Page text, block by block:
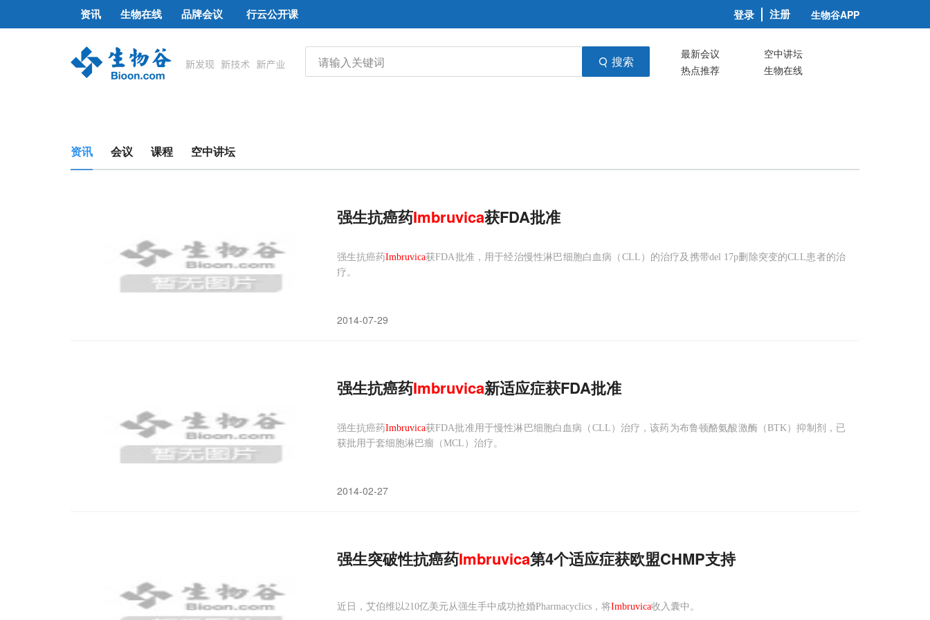
资讯 生物在线 品牌会议 行云公开课 登录 注册 生物谷APP
搜索 最新会议
空中讲坛
热点推荐
生物在线
资讯 会议 课程 空中讲坛
强生抗癌药Imbruvica获FDA批准
强生抗癌药Imbruvica获FDA批准，用于经治慢性淋巴细胞白血病（CLL）的治疗及携带del 17p删除突变的CLL患者的治
疗。
2014-07-29
强生抗癌药Imbruvica新适应症获FDA批准
强生抗癌药Imbruvica获FDA批准用于慢性淋巴细胞白血病（CLL）治疗，该药为布鲁顿酪氨酸激酶（BTK）抑制剂，已
获批用于套细胞淋巴瘤（MCL）治疗。
2014-02-27
强生突破性抗癌药Imbruvica第4个适应症获欧盟CHMP支持
近日，艾伯维以210亿美元从强生手中成功抢婚Pharmacyclics，将Imbruvica收入囊中。